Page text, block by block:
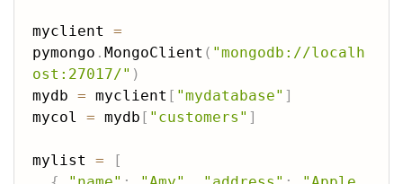
myclient =
pymongo . MongoClient ( "mongodb://localh
ost:27017/" )
mydb = myclient [ "mydatabase" ]
mycol = mydb [ "customers" ]
mylist =
[